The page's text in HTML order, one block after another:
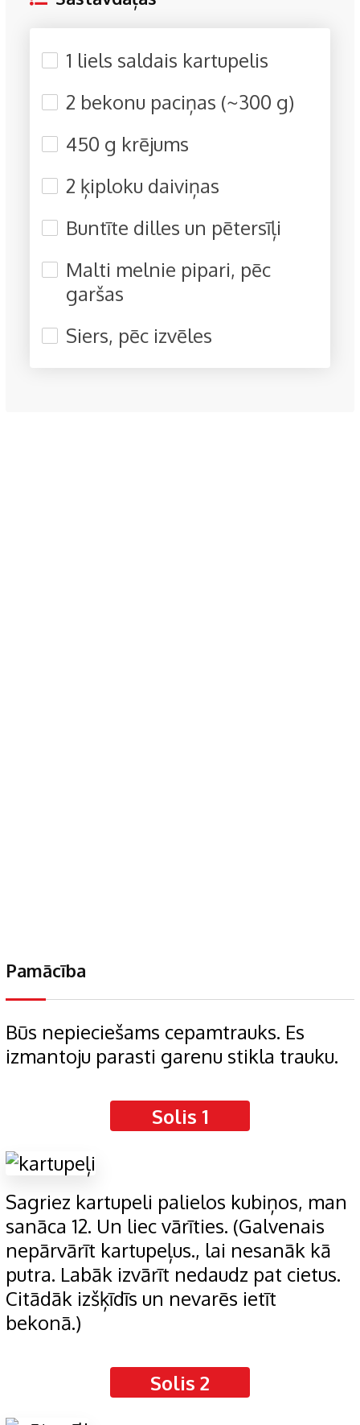
1 liels saldais kartupelis
2 bekonu paciņas (~300 g)
450 g krējums
2 ķiploku daiviņas
Buntīte dilles un pētersīļi
Malti melnie pipari, pēc
garšas
Siers, pēc izvēles
Pamācība
Būs nepieciešams cepamtrauks. Es
izmantoju parasti garenu stikla trauku.
Solis 1
Sagriez kartupeli palielos kubiņos, man
sanāca 12. Un liec vārīties. (Galvenais
nepārvārīt kartupeļus., lai nesanāk kā
putra. Labāk izvārīt nedaudz pat cietus.
Citādāk izšķīdīs un nevarēs ietīt
bekonā.)
Solis 2